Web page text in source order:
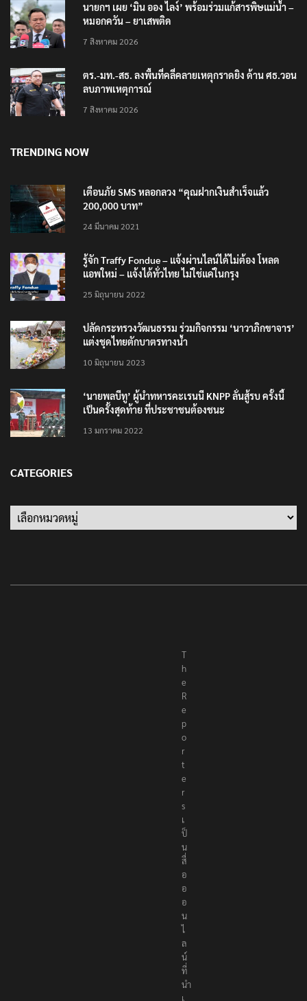
นายกฯ เผย ‘มิน ออง ไลง์’ พร้อมร่วมแก้สารพิษแม่น้ำ –
หมอกควัน – ยาเสพติด
7 สิงหาคม 2026
ตร.-มท.-สธ. ลงพื้นที่คลี่คลายเหตุกราดยิง ด้าน ศธ.วอน
ลบภาพเหตุการณ์
7 สิงหาคม 2026
TRENDING NOW
เตือนภัย SMS หลอกลวง “คุณฝากเงินสำเร็จแล้ว
200,000 บาท”
24 มีนาคม 2021
รู้จัก Traffy Fondue – แจ้งผ่านไลน์ได้ไม่ต้อง โหลด
แอพใหม่ – แจ้งได้ทั่วไทย ไม่ใช่แค่ในกรุง
25 มิถุนายน 2022
ปลัดกระทรวงวัฒนธรรม ร่วมกิจกรรม ‘นาวาภิกขาจาร’
แต่งชุดไทยตักบาตรทางน้ำ
10 มิถุนายน 2023
‘นายพลบีทู’ ผู้นำทหารคะเรนนี KNPP ลั่นสู้รบ ครั้งนี้
เป็นครั้งสุดท้าย ที่ประชาชนต้องชนะ
13 มกราคม 2022
CATEGORIES
Categories
T
h
e
R
e
p
o
r
t
e
r
s
เ
ป็
น
สื่
อ
อ
อ
น
ไ
ล
น์
ที่
นำ
เ